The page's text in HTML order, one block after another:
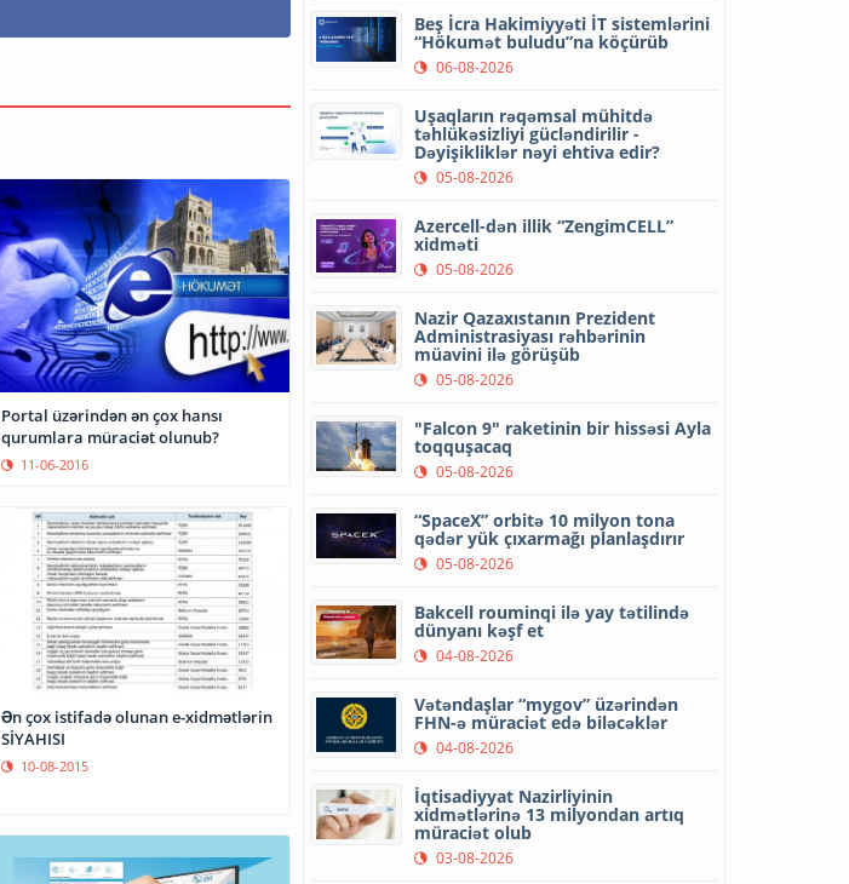
Portal üzərindən ən çox hansı
qurumlara müraciət olunub?
11-06-2016
Ən çox istifadə olunan e-xidmətlərin
SİYAHISI
10-08-2015
Beş İcra Hakimiyyəti İT sistemlərini
“Hökumət buludu”na köçürüb
06-08-2026
Uşaqların rəqəmsal mühitdə
təhlükəsizliyi gücləndirilir -
Dəyişikliklər nəyi ehtiva edir?
05-08-2026
Azercell-dən illik “ZengimCELL”
xidməti
05-08-2026
Nazir Qazaxıstanın Prezident
Administrasiyası rəhbərinin
müavini ilə görüşüb
05-08-2026
"Falcon 9" raketinin bir hissəsi Ayla
toqquşacaq
05-08-2026
“SpaceX” orbitə 10 milyon tona
qədər yük çıxarmağı planlaşdırır
05-08-2026
Bakcell rouminqi ilə yay tətilində
dünyanı kəşf et
04-08-2026
Vətəndaşlar “mygov” üzərindən
FHN-ə müraciət edə biləcəklər
04-08-2026
İqtisadiyyat Nazirliyinin
xidmətlərinə 13 milyondan artıq
müraciət olub
03-08-2026